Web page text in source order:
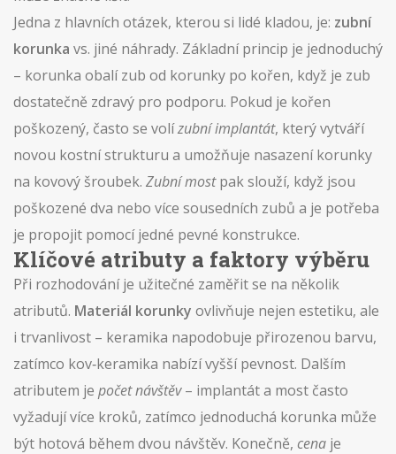
Jedna z hlavních otázek, kterou si lidé kladou, je: zubní
korunka vs. jiné náhrady. Základní princip je jednoduchý
– korunka obalí zub od korunky po kořen, když je zub
dostatečně zdravý pro podporu. Pokud je kořen
poškozený, často se volízubní implantát, který vytváří
novou kostní strukturu a umožňuje nasazení korunky
na kovový šroubek. Zubní mostpak slouží, když jsou
poškozené dva nebo více sousedních zubů a je potřeba
je propojit pomocí jedné pevné konstrukce.
Klíčové atributy a faktory výběru
Při rozhodování je užitečné zaměřit se na několik
atributů. Materiál korunky ovlivňuje nejen estetiku, ale
i trvanlivost – keramika napodobuje přirozenou barvu,
zatímco kov‑keramika nabízí vyšší pevnost. Dalším
atributem je počet návštěv– implantát a most často
vyžadují více kroků, zatímco jednoduchá korunka může
být hotová během dvou návštěv. Konečně, cena je